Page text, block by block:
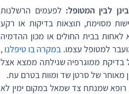
לבין המטופל: לפעמים הרשלנות
מסוימת, תוצאות בדיקות או רקע
בבית החולים או מכון ההדמיה
למטופל עצמו. במקרה בו טיפלנו ,
ממוגרפיה שגילתה ממצא אצל
מאוחר של סרטן שד ומוות בטרם עת.
שמנתח צד שמאל במקום ימין לא